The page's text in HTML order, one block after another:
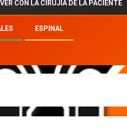
CIRUJIA DE LA PACIENTE
ESPINAL